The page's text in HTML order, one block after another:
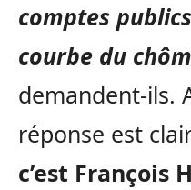
comptes
courbe du
demandent-ils.
réponse est
c’est François